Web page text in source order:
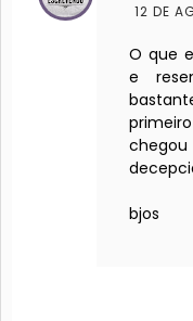
12 DE
O que
e
chegou
bjos